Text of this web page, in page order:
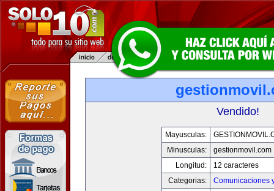
Vendido!
Mayusculas:
Minusculas:
gestionmovil.com
Longitud:
12 caracteres
Categorias:
Comunicaciones